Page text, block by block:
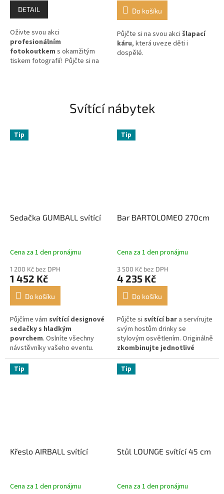
DETAIL
Oživte svou akci
profesionálním
fotokoutkem s okamžitým
tiskem fotografií! Půjčte si na
Do košíku
Půjčte si na svou akci šlapací
káru, která uveze děti i
dospělé.
Svítící nábytek
Tip
Sedačka GUMBALL svítící
Cena za 1 den pronájmu
1 200 Kč bez DPH
1 452 Kč
Do košíku
Půjčíme vám svítící designové
sedačky s hladkým
povrchem. Oslníte všechny
návstěvníky vašeho eventu.
Tip
Bar BARTOLOMEO 270cm
Cena za 1 den pronájmu
3 500 Kč bez DPH
4 235 Kč
Do košíku
Půjčte si svítící bar a servírujte
svým hostům drinky se
stylovým osvětlením. Originálně
zkombinujte jednotlivé
modulya vaše akce zazáří.
Tip
Křeslo AIRBALL svítící
Cena za 1 den pronájmu
Tip
Stůl LOUNGE svítící 45 cm
Cena za 1 den pronájmu